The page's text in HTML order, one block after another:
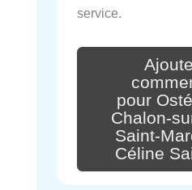
service.
pour
Chalon-
Saint-
Céline